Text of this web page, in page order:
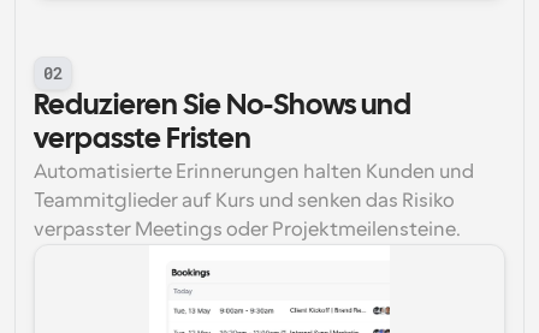
02
Reduzieren Sie No-Shows und
verpasste Fristen
Automatisierte Erinnerungen halten Kunden und
Teammitglieder auf Kurs und senken das Risiko
verpasster Meetings oder Projektmeilensteine.